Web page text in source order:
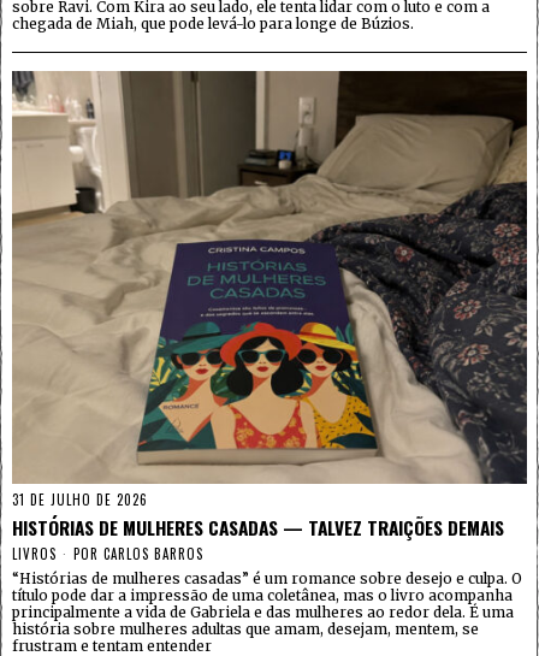
sobre Ravi. Com Kira ao seu lado, ele tenta lidar com o luto e com a
chegada de Miah, que pode levá-lo para longe de Búzios.
31 DE JULHO DE 2026
HISTÓRIAS DE MULHERES CASADAS — TALVEZ TRAIÇÕES DEMAIS
LIVROS POR CARLOS BARROS
“Histórias de mulheres casadas” é um romance sobre desejo e culpa. O
título pode dar a impressão de uma coletânea, mas o livro acompanha
principalmente a vida de Gabriela e das mulheres ao redor dela. É uma
história sobre mulheres adultas que amam, desejam, mentem, se
frustram e tentam entender